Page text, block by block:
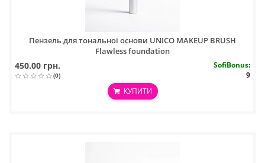
Пензель для тональної основи UNICO MAKEUP BRUSH
Flawless foundation
450.00 грн.
(0)
SofiBonus:
9
КУПИТИ